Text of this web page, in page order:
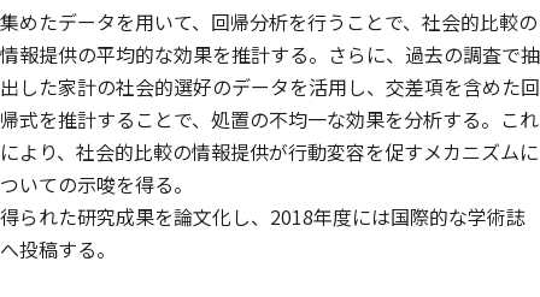
集めたデータを用いて、回帰分析を行うことで、社会的比較の
情報提供の平均的な効果を推計する。さらに、過去の調査で抽
出した家計の社会的選好のデータを活用し、交差項を含めた回
帰式を推計することで、処置の不均一な効果を分析する。これ
により、社会的比較の情報提供が行動変容を促すメカニズムに
ついての示唆を得る。
得られた研究成果を論文化し、2018年度には国際的な学術誌
へ投稿する。